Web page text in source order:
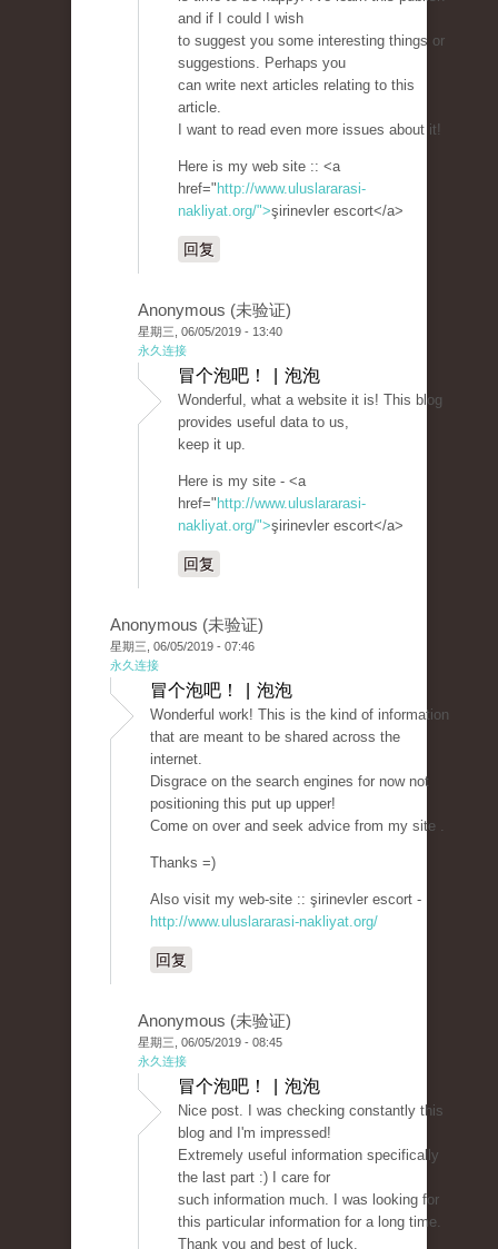
and if I could I wish
to suggest you some interesting things or
suggestions. Perhaps you
can write next articles relating to this
article.
I want to read even more issues about it!
Here is my web site :: <a
href=" http://www.uluslararasi-
nakliyat.org/">şirinevler escort</a>
回复
Anonymous (未验证)
星期三, 06/05/2019 - 13:40
永久连接
冒个泡吧！ | 泡泡
Wonderful, what a website it is! This blog
provides useful data to us,
keep it up.
Here is my site - <a
href=" http://www.uluslararasi-
nakliyat.org/">şirinevler escort</a>
回复
Anonymous (未验证)
星期三, 06/05/2019 - 07:46
永久连接
冒个泡吧！ | 泡泡
Wonderful work! This is the kind of information
that are meant to be shared across the
internet.
Disgrace on the search engines for now not
positioning this put up upper!
Come on over and seek advice from my site .
Thanks =)
Also visit my web-site :: şirinevler escort -
http://www.uluslararasi-nakliyat.org/
回复
Anonymous (未验证)
星期三, 06/05/2019 - 08:45
永久连接
冒个泡吧！ | 泡泡
Nice post. I was checking constantly this
blog and I'm impressed!
Extremely useful information specifically
the last part :) I care for
such information much. I was looking for
this particular information for a long time.
Thank you and best of luck.